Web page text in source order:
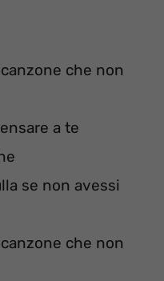
che non
a te
se non avessi
che non